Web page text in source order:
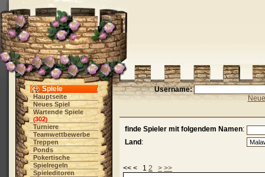
Spiele
Hauptseite
Neues Spiel
Wartende Spiele
(302)
Turniere
Teamwettbewerbe
Treppen
Ponds
Pokertische
Spielregeln
Spieleditoren
Username:
finde Spieler mit folgendem Namen:
Land :
<< < 1 2 > >>